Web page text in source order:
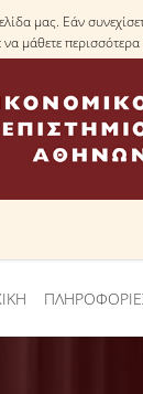
μας. Εάν
μάθετε περισσότερα